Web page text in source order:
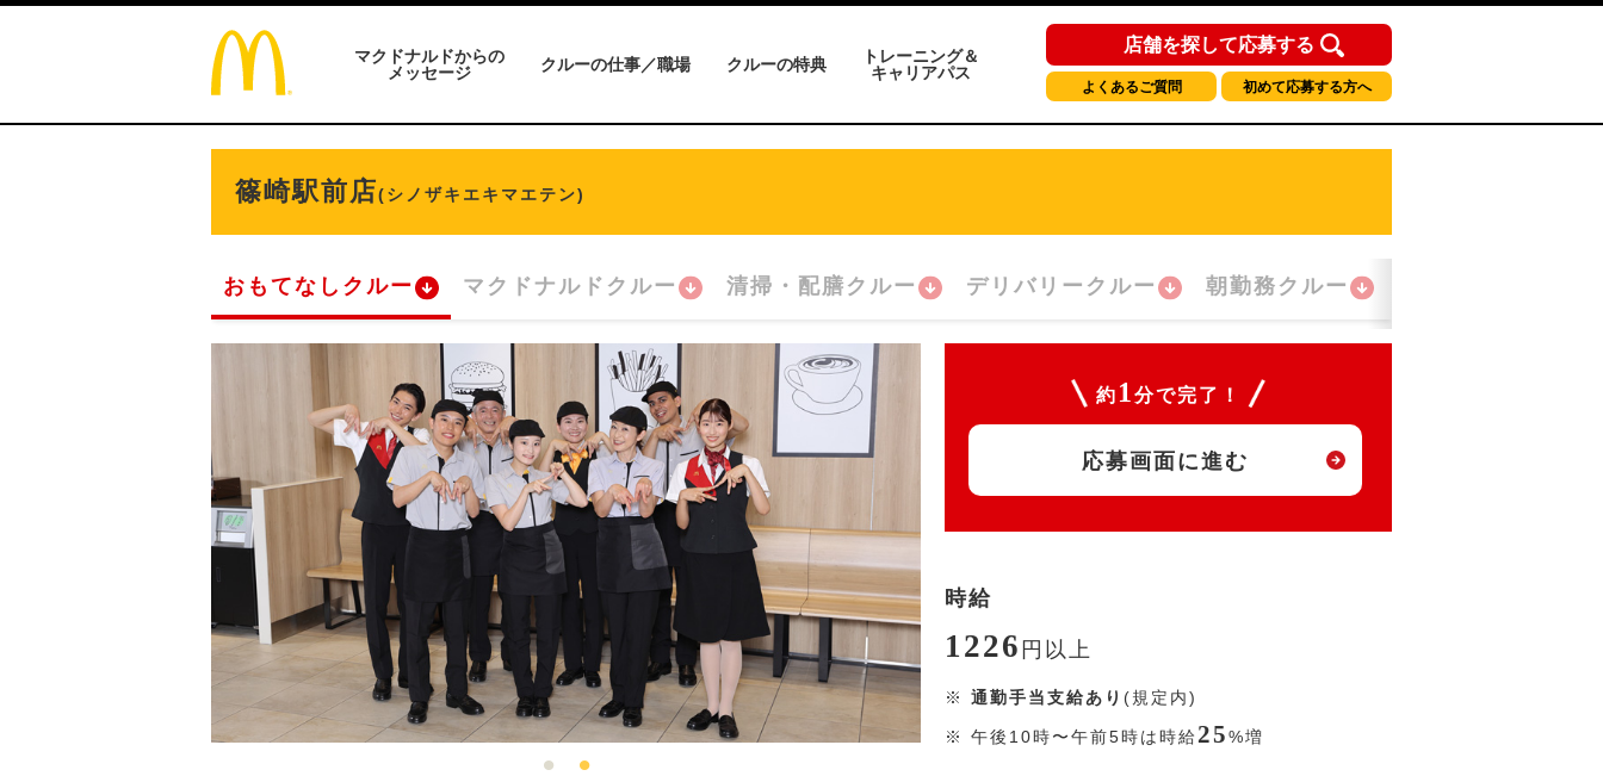
マクドナルドからの
メッセージ
クルーの仕事／職場 クルーの特典
トレーニング＆
キャリアパス
店舗を探して応募する
よくあるご質問 初めて応募する方へ
篠崎駅前店(シノザキエキマエテン)
おもてなしクルー マクドナルドクルー 清掃・配膳クルー デリバリークルー 朝勤務クルー
約 1 分で完了！
応募画面に進む
時給
1226 円 以上
※ 通勤手当支給あり (規定内)
※ 午後10時〜午前5時は時給25%増